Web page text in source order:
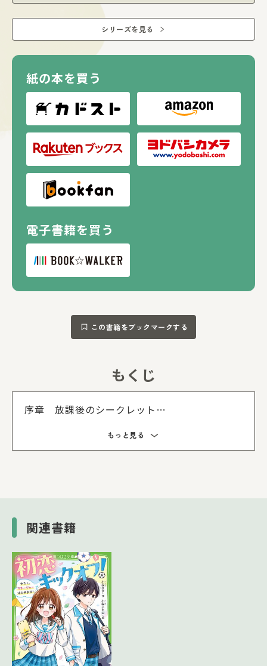
シリーズを見る
紙の本を買う
電子書籍を買う
この書籍をブックマークする
もくじ
序章 放課後のシークレット
第二章 秋色のラビリンス
もっと見る
関連書籍